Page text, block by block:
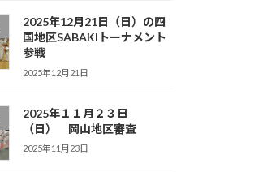
2025年12月21日（日）の四
国地区SABAKIトーナメント
参戦
2025年12月21日
2025年１１月２３日
（日） 岡山地区審査
2025年11月23日